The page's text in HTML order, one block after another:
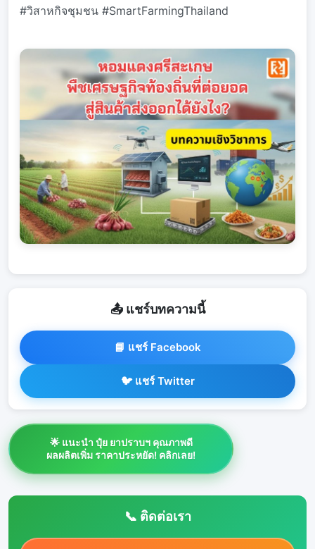
#วิสาหกิจชุมชน #SmartFarmingThailand
📤 แชร์บทความนี้
📘 แชร์ Facebook
🐦 แชร์ Twitter
🌟 แนะนำ ปุ๋ย ยาปราบฯ คุณภาพดี
ผลผลิตเพิ่ม ราคาประหยัด! คลิกเลย!
📞 ติดต่อเรา